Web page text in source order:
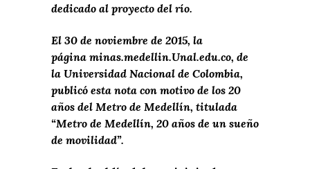
dedicado al proyecto del río.
El 30 de noviembre de 2015, la
página minas.medellin.Unal.edu.co, de
la Universidad Nacional de Colombia,
publicó esta nota con motivo de los 20
años del Metro de Medellín, titulada
“Metro de Medellín, 20 años de un sueño
de movilidad”.